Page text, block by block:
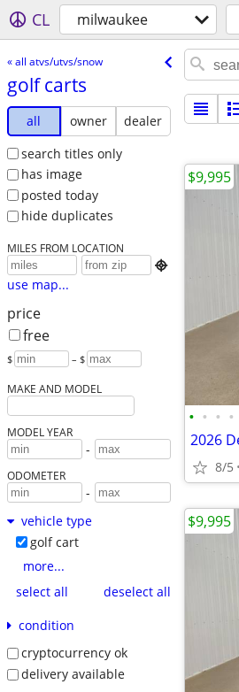
CL milwaukee
« all atvs/utvs/snow
golf carts
all owner
dealer
search titles only
has image
posted today
hide duplicates
MILES FROM LOCATION

use map...
price
free
$ – $
MAKE AND MODEL
MODEL YEAR
-
ODOMETER
-
vehicle type
golf cart
more...
select all
deselect all
condition
cryptocurrency ok
delivery available
• • • •
8/5
$9,995
$9,995